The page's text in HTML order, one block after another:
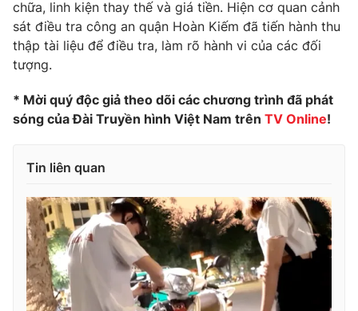
VTV9 VTV8
THỜI BÁO VTV
Theo dõi báo trên
Cơ quan chủ quản:Đài Truyền hình Việt Nam
chữa, linh kiện thay thế và giá tiền. Hiện cơ quan cảnh
sát điều tra công an quận Hoàn Kiếm đã tiến hành thu
thập tài liệu để điều tra, làm rõ hành vi của các đối
tượng.
* Mời quý độc giả theo dõi các chương trình đã phát
sóng của Đài Truyền hình Việt Nam trên TV Online!
Tin liên quan